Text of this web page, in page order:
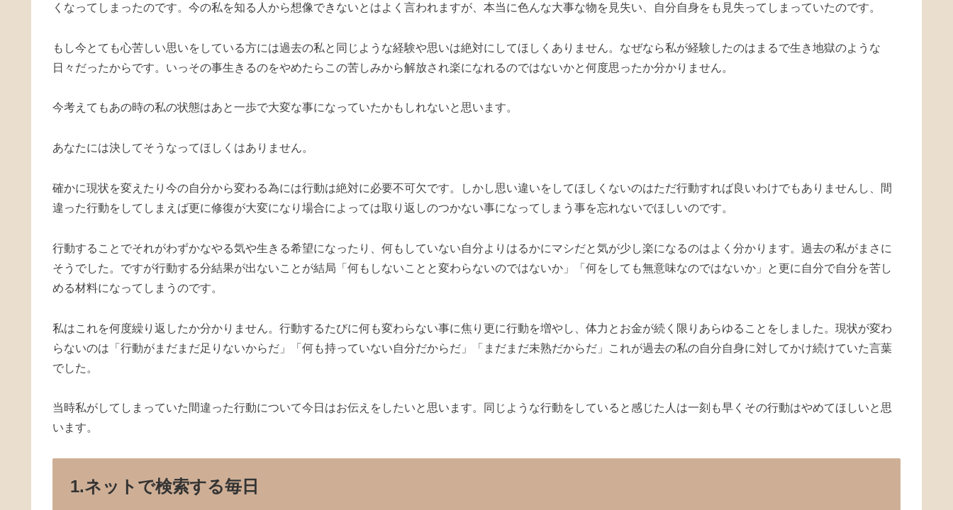
くなってしまったのです。今の私を知る人から想像できないとはよく言われますが、本当に色んな大事な物を見失い、自分自身をも見失ってしまっていたのです。
もし今とても心苦しい思いをしている方には過去の私と同じような経験や思いは絶対にしてほしくありません。なぜなら私が経験したのはまるで生き地獄のような
日々だったからです。いっその事生きるのをやめたらこの苦しみから解放され楽になれるのではないかと何度思ったか分かりません。
今考えてもあの時の私の状態はあと一歩で大変な事になっていたかもしれないと思います。
あなたには決してそうなってほしくはありません。
確かに現状を変えたり今の自分から変わる為には行動は絶対に必要不可欠です。しかし思い違いをしてほしくないのはただ行動すれば良いわけでもありませんし、間
違った行動をしてしまえば更に修復が大変になり場合によっては取り返しのつかない事になってしまう事を忘れないでほしいのです。
行動することでそれがわずかなやる気や生きる希望になったり、何もしていない自分よりはるかにマシだと気が少し楽になるのはよく分かります。過去の私がまさに
そうでした。ですが行動する分結果が出ないことが結局「何もしないことと変わらないのではないか」「何をしても無意味なのではないか」と更に自分で自分を苦し
める材料になってしまうのです。
私はこれを何度繰り返したか分かりません。行動するたびに何も変わらない事に焦り更に行動を増やし、体力とお金が続く限りあらゆることをしました。現状が変わ
らないのは「行動がまだまだ足りないからだ」「何も持っていない自分だからだ」「まだまだ未熟だからだ」これが過去の私の自分自身に対してかけ続けていた言葉
でした。
当時私がしてしまっていた間違った行動について今日はお伝えをしたいと思います。同じような行動をしていると感じた人は一刻も早くその行動はやめてほしいと思
います。
1.ネットで検索する毎日